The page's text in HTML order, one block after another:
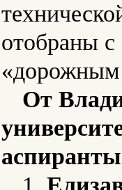
отобраны
От
1.